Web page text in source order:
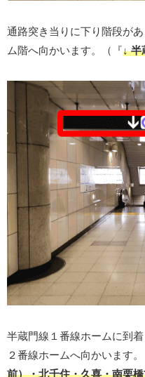
通路突き当りに下り階段が
ム階へ向かいます。（『↓ 半
半蔵門線１番線ホームに到
２番線ホームへ向かいます
前）・北千住・久喜・南栗